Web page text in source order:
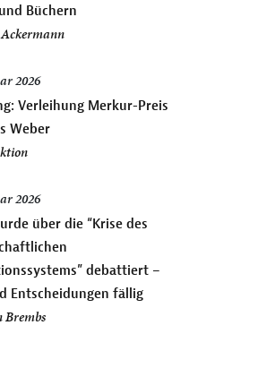
Büchern
2026
Verleihung Merkur-Preis
Weber
2026
über die “Krise des
debattiert –
Entscheidungen fällig
Brembs